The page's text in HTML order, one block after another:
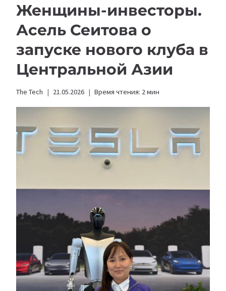
Женщины-инвесторы.
Асель Сеитова о
запуске нового клуба в
Центральной Азии
The Tech 21.05.2026 Время чтения: 2мин